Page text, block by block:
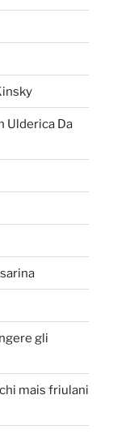
Ulderica Da
gli
mais friulani